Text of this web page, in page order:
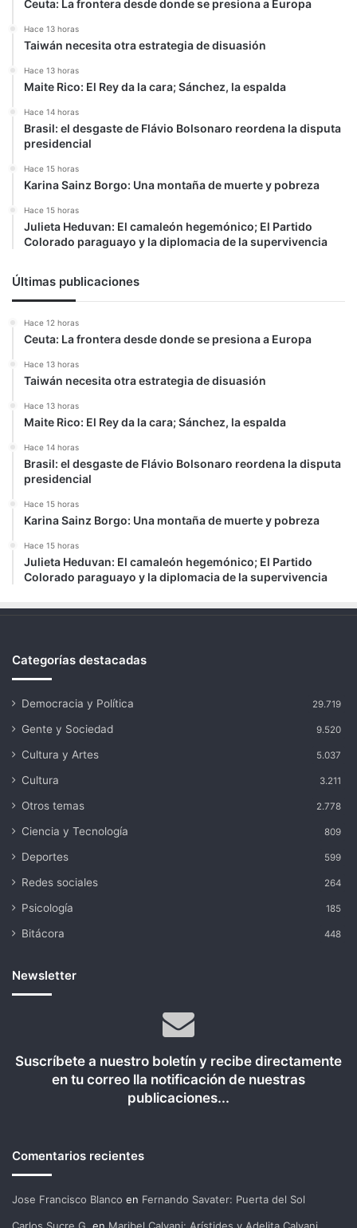
Ceuta: La frontera desde donde se presiona a Europa
Hace 13 horas
Taiwán necesita otra estrategia de disuasión
Hace 13 horas
Maite Rico: El Rey da la cara; Sánchez, la espalda
Hace 14 horas
Brasil: el desgaste de Flávio Bolsonaro reordena la disputa
presidencial
Hace 15 horas
Karina Sainz Borgo: Una montaña de muerte y pobreza
Hace 15 horas
Julieta Heduvan: El camaleón hegemónico; El Partido
Colorado paraguayo y la diplomacia de la supervivencia
Últimas publicaciones
Hace 12 horas
Ceuta: La frontera desde donde se presiona a Europa
Hace 13 horas
Taiwán necesita otra estrategia de disuasión
Hace 13 horas
Maite Rico: El Rey da la cara; Sánchez, la espalda
Hace 14 horas
Brasil: el desgaste de Flávio Bolsonaro reordena la disputa
presidencial
Hace 15 horas
Karina Sainz Borgo: Una montaña de muerte y pobreza
Hace 15 horas
Julieta Heduvan: El camaleón hegemónico; El Partido
Colorado paraguayo y la diplomacia de la supervivencia
Categorías destacadas
Democracia y Política 29.719
Gente y Sociedad 9.520
Cultura y Artes 5.037
Cultura 3.211
Otros temas 2.778
Ciencia y Tecnología 809
Deportes 599
Redes sociales 264
Psicología 185
Bitácora 448
Newsletter
Suscríbete a nuestro boletín y recibe directamente
en tu correo lla notificación de nuestras
publicaciones...
Comentarios recientes
Jose Francisco Blanco en Fernando Savater: Puerta del Sol